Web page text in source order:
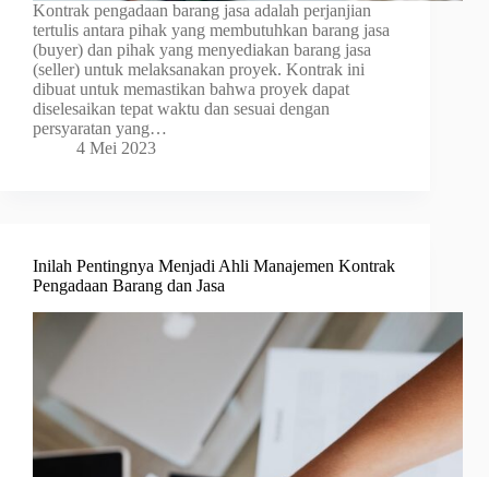
Kontrak pengadaan barang jasa adalah perjanjian
tertulis antara pihak yang membutuhkan barang jasa
(buyer) dan pihak yang menyediakan barang jasa
(seller) untuk melaksanakan proyek. Kontrak ini
dibuat untuk memastikan bahwa proyek dapat
diselesaikan tepat waktu dan sesuai dengan
persyaratan yang…
4 Mei 2023
Inilah Pentingnya Menjadi Ahli Manajemen Kontrak
Pengadaan Barang dan Jasa